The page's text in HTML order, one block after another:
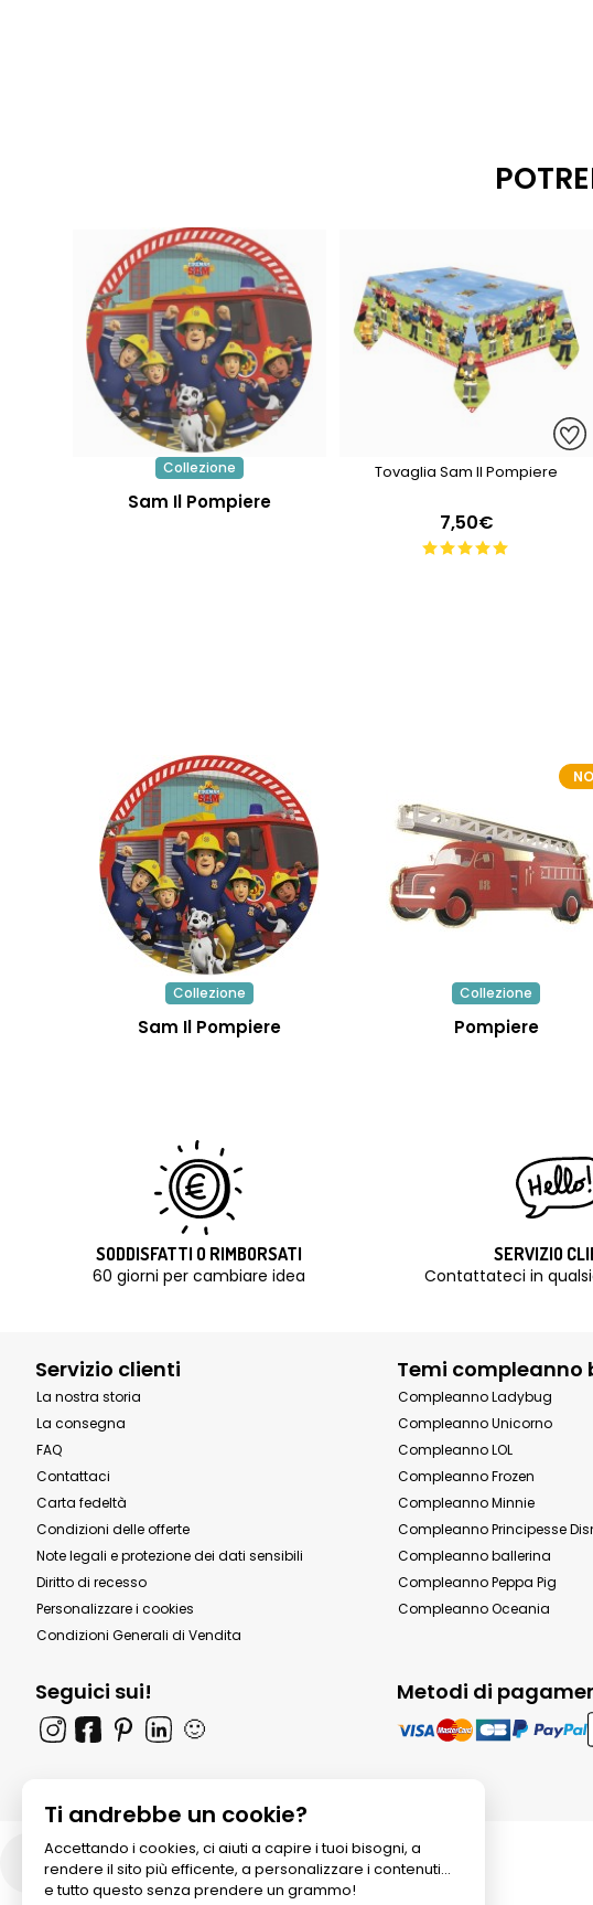
Collezione
Sam Il Pompiere
Tovaglia Sam Il Pompiere
7,50€
Collezione
Sam Il Pompiere
Collezione
Pompiere
SODDISFATTI O RIMBORSATI
60 giorni per cambiare idea
SERVIZIO
Contattateci in
Servizio clienti
La nostra storia
La consegna
FAQ
Contattaci
Carta fedeltà
Condizioni delle offerte
Note legali e protezione dei dati sensibili
Diritto di recesso
Personalizzare i cookies
Condizioni Generali di Vendita
Temi compleanno
Compleanno Ladybug
Compleanno Unicorno
Compleanno LOL
Compleanno Frozen
Compleanno Minnie
Compleanno Principesse
Compleanno ballerina
Compleanno Peppa Pig
Compleanno Oceania
Seguici sui!
🙂
Metodi di
Ti andrebbe un cookie?
Accettando i cookies, ci aiuti a capire i tuoi bisogni, a
rendere il sito più efficente, a personalizzare i contenuti...
e tutto questo senza prendere un grammo!
Italia